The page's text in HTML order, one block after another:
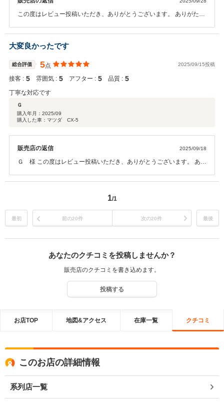
この度はレビュー投稿いただき、ありがとうございます。 ありがたい
もご満足いただけるサービスを提供できるよう努めてまいります。 ま
たのご来店を心よりお待ち申し上げます。
大変良かったです
総合評価 5点 2025/09/15投稿
接客 : 5 雰囲気 : 5 アフター : 5 品質 : 5
丁寧な対応です
Ｇ
購入年月： 2025/09
購入した車：マツダ CX-5
販売店の返信 2025/09/18
Ｇ 様 この度はレビュー投稿いただき、ありがとうございます。 あり
今後ともご満足いただけるサービスを提供できるよう努めてまいりま
1/1
最初 前の20件 次の20件 最後
あなたのクチコミを投稿しませんか？
販売店のクチコミを書き込めます。
投稿する
お店TOP 地図&アクセス 在庫一覧 クチコミ
このお店の詳細情報
系列店一覧